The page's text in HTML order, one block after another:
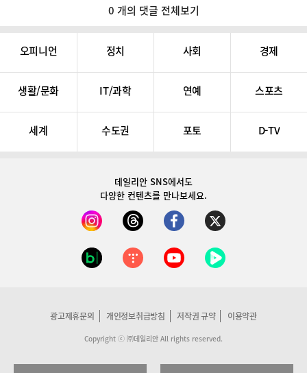
0 개의 댓글 전체보기
오피니언 정치 사회 경제
생활/문화 IT/과학 연예 스포츠
세계 수도권 포토 D-TV
데일리안 SNS에서도
다양한 컨텐츠를 만나보세요.
광고제휴문의 개인정보취급방침 저작권 규약 이용약관
Copyright ⓒ ㈜데일리안 All rights reserved.